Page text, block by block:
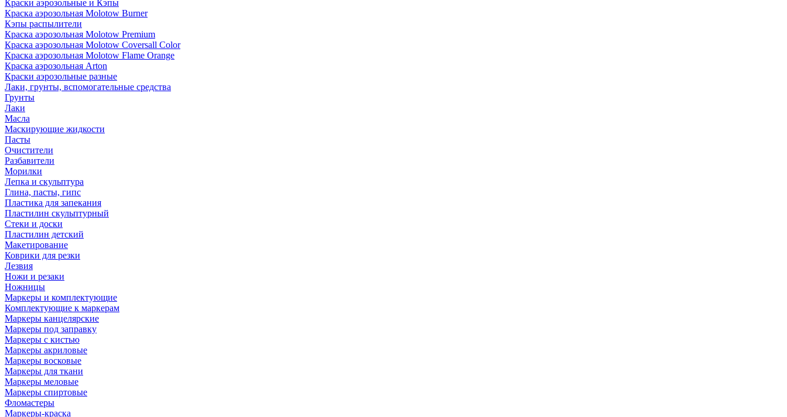
Краски аэрозольные и Кэпы
Краска аэрозольная Molotow Burner
Кэпы распылители
Краска аэрозольная Molotow Premium
Краска аэрозольная Molotow Coversall Color
Краска аэрозольная Molotow Flame Orange
Краска аэрозольная Arton
Краски аэрозольные разные
Лаки, грунты, вспомогательные средства
Грунты
Лаки
Масла
Маскирующие жидкости
Пасты
Очистители
Разбавители
Морилки
Лепка и скульптура
Глина, пасты, гипс
Пластика для запекания
Пластилин скульптурный
Стеки и доски
Пластилин детский
Макетирование
Коврики для резки
Лезвия
Ножи и резаки
Ножницы
Маркеры и комплектующие
Комплектующие к маркерам
Маркеры канцелярские
Маркеры под заправку
Маркеры с кистью
Маркеры акриловые
Маркеры восковые
Маркеры для ткани
Маркеры меловые
Маркеры спиртовые
Фломастеры
Маркеры-краска